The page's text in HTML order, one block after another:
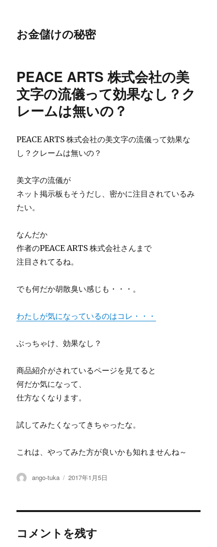
お金儲けの秘密
PEACE ARTS 株式会社の美
文字の流儀って効果なし？ク
レームは無いの？
PEACE ARTS 株式会社の美文字の流儀って効果な
し？クレームは無いの？
美文字の流儀が
ネット掲示板もそうだし、密かに注目されているみ
たい。
なんだか
作者のPEACE ARTS 株式会社さんまで
注目されてるね。
でも何だか胡散臭い感じも・・・。
わたしが気になっているのはコレ・・・
ぶっちゃけ、効果なし？
商品紹介がされているページを見てると
何だか気になって、
仕方なくなります。
試してみたくなってきちゃったな。
これは、やってみた方が良いかも知れませんね～
投
ango-tuka
投
2017年1月5日
コメントを残す